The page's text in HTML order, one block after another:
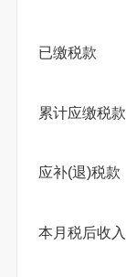
已缴税款
累计应缴税款
应补(退)税款
本月税后收入